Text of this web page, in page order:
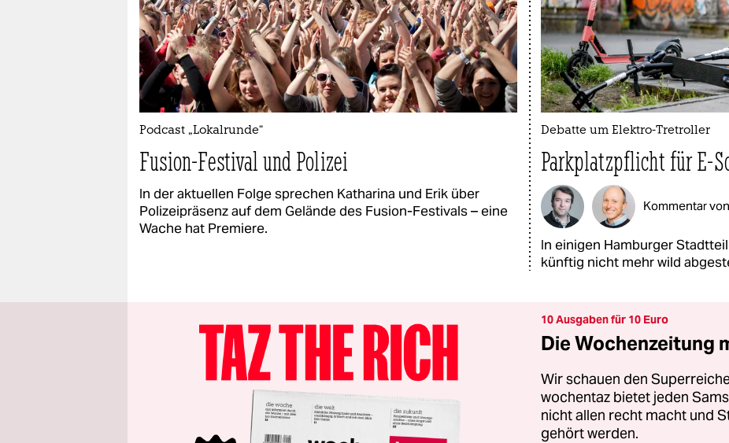
Podcast „Lokalrunde“
Fusion-Festival und Polizei
In der aktuellen Folge sprechen Katharina und Erik über
Polizeipräsenz auf dem Gelände des Fusion-Festivals – eine
Wache hat Premiere.
Debatte um Elektro-Tretroller
Parkplatzpflicht für E-
Kommentar von
In einigen Hamburger
künftig nicht mehr wild
10 Ausgaben für 10 Euro
Die Wochenzeitung
Wir schauen den
wochentaz bietet jeden
nicht allen recht macht und
gehört werden.